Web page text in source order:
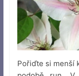
Pořiďte si menší